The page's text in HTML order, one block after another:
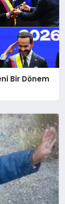
Bir Dönem